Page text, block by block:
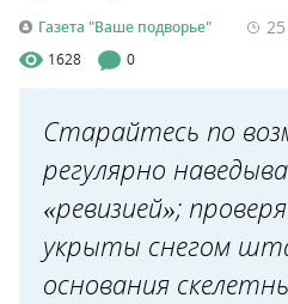
Газета "Ваше подворье"
1628 0
Старайтесь по
регулярно
«ревизией»;
укрыты снегом
основания